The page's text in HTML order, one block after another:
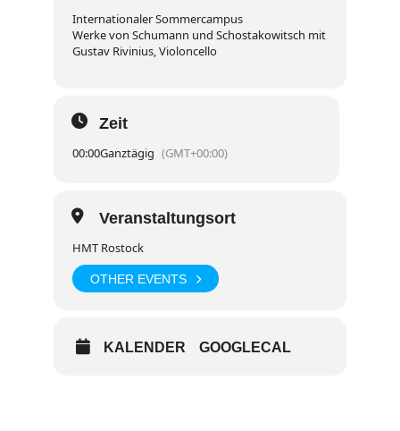
Internationaler Sommercampus
Werke von Schumann und Schostakowitsch mit
Gustav Rivinius, Violoncello
Zeit
00:00Ganztägig (GMT+00:00)
Veranstaltungsort
HMT Rostock
OTHER EVENTS
KALENDER GOOGLECAL